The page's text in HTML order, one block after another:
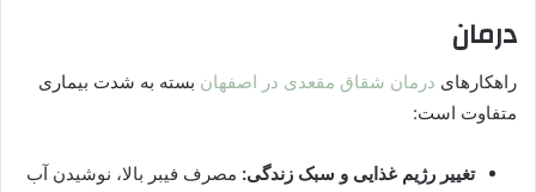
درمان
راهکارهای درمان شقاق مقعدی در اصفهان بسته به شدت بیماری
متفاوت است:
تغییر رژیم غذایی و سبک زندگی: مصرف فیبر بالا، نوشیدن آب